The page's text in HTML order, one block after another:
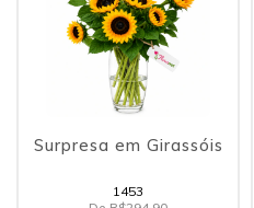
Surpresa em Girassóis
1453